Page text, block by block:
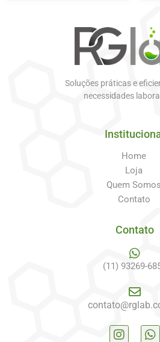
Soluções práticas e
necessidades
Home
Loja
Quem Somos
Contato
Contato
(11) 93269-